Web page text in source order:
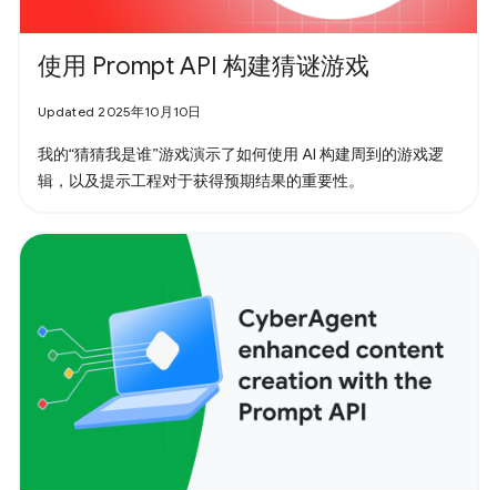
使用 Prompt API 构建猜谜游戏
Updated 2025年10月10日
我的“猜猜我是谁”游戏演示了如何使用 AI 构建周到的游戏逻
辑，以及提示工程对于获得预期结果的重要性。